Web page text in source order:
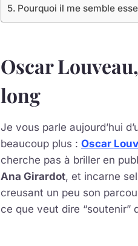
Pourquoi il me semble
Oscar
long
Je vous parle aujourd’hui
beaucoup plus : Oscar
cherche pas à briller en
Ana Girardot, et incarne
creusant un peu son
ce que veut dire “soutenir”